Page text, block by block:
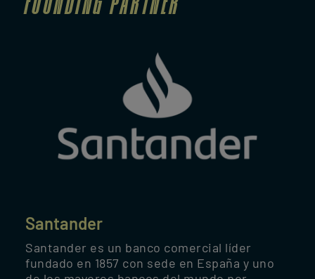
Santander
Santander es un banco comercial líder
fundado en 1857 con sede en España y uno